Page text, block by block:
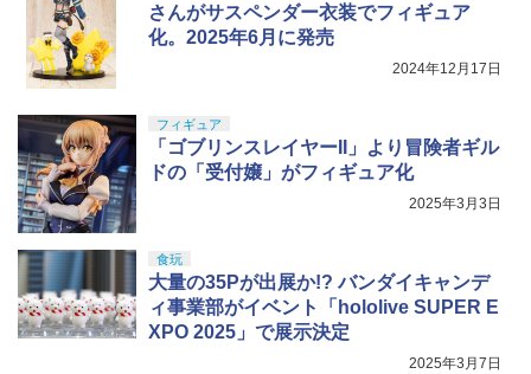
さんがサスペンダー衣装でフィギュア
化。2025年6月に発売
2024年12月17日
フィギュア
「ゴブリンスレイヤーII」より冒険者ギル
ドの「受付嬢」がフィギュア化
2025年3月3日
食玩
大量の35Pが出展か!? バンダイキャンデ
ィ事業部がイベント「hololive SUPER E
XPO 2025」で展示決定
2025年3月7日